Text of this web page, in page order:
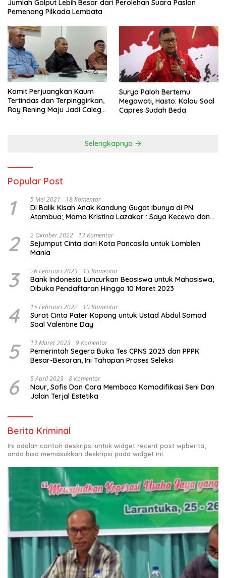
Jumlah Golput Lebih Besar dari Perolehan Suara Paslon
Pemenang Pilkada Lembata
Komit Perjuangkan Kaum
Tertindas dan Terpinggirkan,
Roy Rening Maju Jadi Caleg
Surya Paloh Bertemu
Megawati, Hasto: Kalau Soal
Capres Sudah Beda
Selengkapnya
Popular Post
1 5 Mei 2021 18 Komentar
Di Balik Kisah Anak Kandung Gugat Ibunya di PN
Atambua; Mama Kristina Lazakar : Saya Kecewa dan
2 2 Oktober 2022 13 Komentar
Sejumput Cinta dari Kota Pancasila untuk Lomblen
Mania
3 26 Februari 2023 13 Komentar
Bank Indonesia Luncurkan Beasiswa untuk Mahasiswa,
Dibuka Pendaftaran Hingga 10 Maret 2023
4 15 Februari 2022 10 Komentar
Surat Cinta Pater Kopong untuk Ustad Abdul Somad
Soal Valentine Day
5 13 Maret 2023 9 Komentar
Pemerintah Segera Buka Tes CPNS 2023 dan PPPK
Besar-Besaran, Ini Tahapan Proses Seleksi
6 5 April 2023 8 Komentar
Naur, Sofis Dan Cara Membaca Komodifikasi Seni Dan
Jalan Terjal Estetika
Berita Kriminal
Ini adalah contoh deskripsi untuk widget recent post wpberita,
anda bisa memasukkan deskripsi pada widget ini.